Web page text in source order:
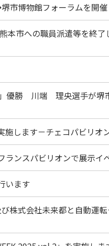
博物館フォーラムを開催
市への職員派遣等を終了
優勝 川端 理央選手が堺
します－チェコパビリオ
ンスパビリオンで展示イ
います
式会社未来都と自動運